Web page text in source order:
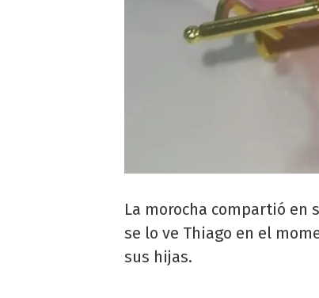
La morocha compartió en
se lo ve Thiago en el
sus hijas.